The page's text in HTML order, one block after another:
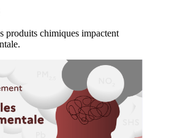
produits chimiques impactent